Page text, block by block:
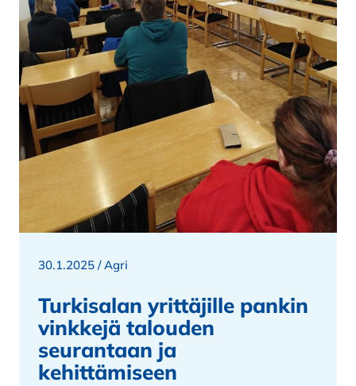
30.1.2025 /Agri
Turkisalan yrittäjille pankin
vinkkejä talouden
seurantaan ja
kehittämiseen